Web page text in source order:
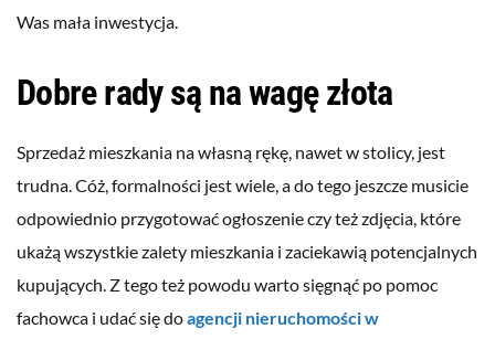
Was mała inwestycja.
Dobre rady są na wagę złota
Sprzedaż mieszkania na własną rękę, nawet w stolicy, jest
trudna. Cóż, formalności jest wiele, a do tego jeszcze musicie
odpowiednio przygotować ogłoszenie czy też zdjęcia, które
ukażą wszystkie zalety mieszkania i zaciekawią potencjalnych
kupujących. Z tego też powodu warto sięgnąć po pomoc
fachowca i udać się doagencji nieruchomości w